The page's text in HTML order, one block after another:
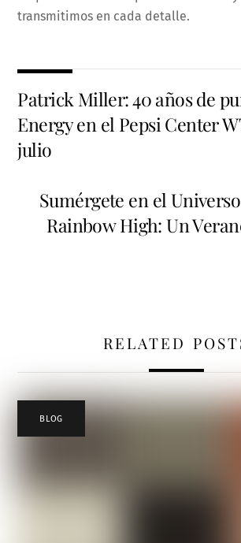
transmitimos en cada detalle.
Patrick Miller: 40 años de
Energy en el Pepsi Center
julio
Sumérgete en el
Rainbow High: Un
RELATED
BLOG